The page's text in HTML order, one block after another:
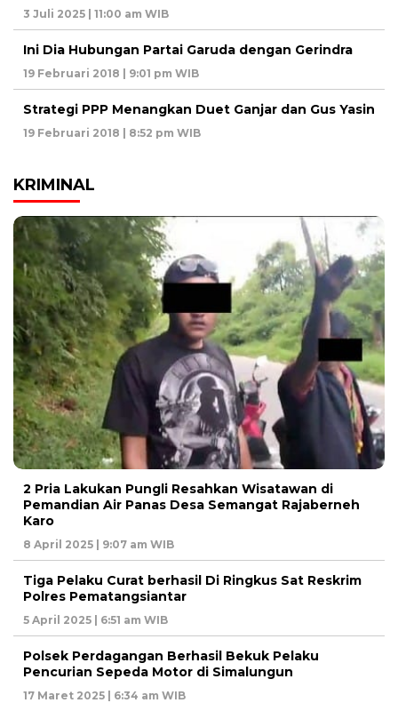
3 Juli 2025 | 11:00 am WIB
Ini Dia Hubungan Partai Garuda dengan Gerindra
19 Februari 2018 | 9:01 pm WIB
Strategi PPP Menangkan Duet Ganjar dan Gus Yasin
19 Februari 2018 | 8:52 pm WIB
KRIMINAL
2 Pria Lakukan Pungli Resahkan Wisatawan di
Pemandian Air Panas Desa Semangat Rajaberneh
Karo
8 April 2025 | 9:07 am WIB
Tiga Pelaku Curat berhasil Di Ringkus Sat Reskrim
Polres Pematangsiantar
5 April 2025 | 6:51 am WIB
Polsek Perdagangan Berhasil Bekuk Pelaku
Pencurian Sepeda Motor di Simalungun
17 Maret 2025 | 6:34 am WIB